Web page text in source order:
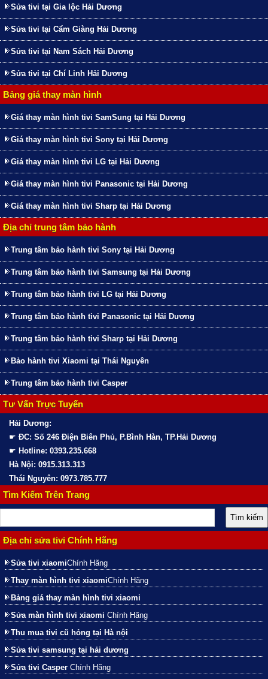
Sửa tivi tại Gia lộc Hải Dương
Sửa tivi tại Cẩm Giàng Hải Dương
Sửa tivi tại Nam Sách Hải Dương
Sửa tivi tại Chí Linh Hải Dương
Bảng giá thay màn hình
Giá thay màn hình tivi SamSung tại Hải Dương
Giá thay màn hình tivi Sony tại Hải Dương
Giá thay màn hình tivi LG tại Hải Dương
Giá thay màn hình tivi Panasonic tại Hải Dương
Giá thay màn hình tivi Sharp tại Hải Dương
Địa chỉ trung tâm bảo hành
Trung tâm bảo hành tivi Sony tại Hải Dương
Trung tâm bảo hành tivi Samsung tại Hải Dương
Trung tâm bảo hành tivi LG tại Hải Dương
Trung tâm bảo hành tivi Panasonic tại Hải Dương
Trung tâm bảo hành tivi Sharp tại Hải Dương
Bảo hành tivi Xiaomi tại Thái Nguyên
Trung tâm bảo hành tivi Casper
Tư Vấn Trực Tuyến
Hải Dương:
☛ ĐC: Số 246 Điện Biên Phủ, P.Bình Hàn, TP.Hải Dương
☛ Hotline: 0393.235.668
Hà Nội: 0915.313.313
Thái Nguyên: 0973.785.777
Tìm Kiếm Trên Trang
Địa chỉ sửa tivi Chính Hãng
Sửa tivi xiaomiChính Hãng
Thay màn hình tivi xiaomiChính Hãng
Bảng giá thay màn hình tivi xiaomi
Sửa màn hình tivi xiaomi Chính Hãng
Thu mua tivi cũ hỏng tại Hà nội
Sửa tivi samsung tại hải dương
Sửa tivi Casper Chính Hãng